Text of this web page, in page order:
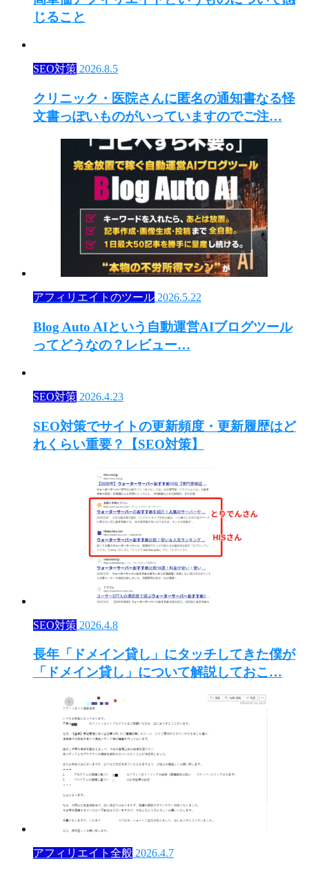
じること
SEO対策 2026.8.5
クリニック・医院さんに匿名の通知書なる怪
文書っぽいものがいっていますのでご注…
アフィリエイトのツール 2026.5.22
Blog Auto AIという自動運営AIブログツール
ってどうなの？レビュー…
SEO対策 2026.4.23
SEO対策でサイトの更新頻度・更新履歴はど
れくらい重要？【SEO対策】
SEO対策 2026.4.8
長年「ドメイン貸し」にタッチしてきた僕が
「ドメイン貸し」について解説しておこ…
アフィリエイト全般 2026.4.7